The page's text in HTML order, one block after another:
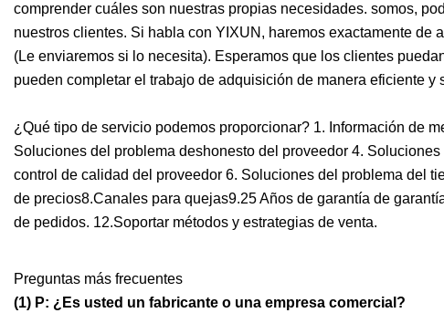
comprender cuáles son nuestras propias necesidades. somos,
nuestros clientes. Si habla con YIXUN, haremos exactamente
(Le enviaremos si lo necesita). Esperamos que los clientes
pueden completar el trabajo de adquisición de manera eficiente
¿Qué tipo de servicio podemos proporcionar? 1. Información de
Soluciones del problema deshonesto del proveedor 4.
control de calidad del proveedor 6. Soluciones del problema del
de precios8.Canales para quejas9.25 Años de garantía de
de pedidos. 12.Soportar métodos y estrategias de venta.
Preguntas más frecuentes
(1) P: ¿Es usted un fabricante o una empresa comercial?